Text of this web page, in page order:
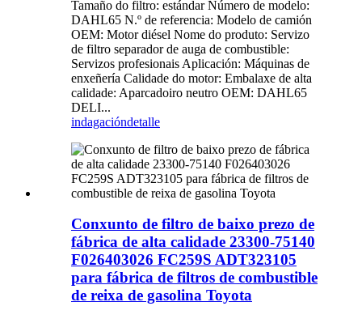
Tamaño do filtro: estándar Número de modelo:
DAHL65 N.º de referencia: Modelo de camión
OEM: Motor diésel Nome do produto: Servizo
de filtro separador de auga de combustible:
Servizos profesionais Aplicación: Máquinas de
enxeñería Calidade do motor: Embalaxe de alta
calidade: Aparcadoiro neutro OEM: DAHL65
DELI...
indagacióndetalle
Conxunto de filtro de baixo prezo de
fábrica de alta calidade 23300-75140
F026403026 FC259S ADT323105
para fábrica de filtros de combustible
de reixa de gasolina Toyota